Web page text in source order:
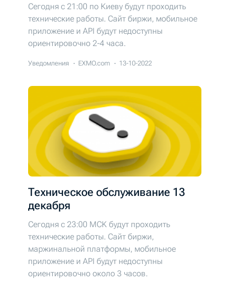
Сегодня c 21:00 по Киеву будут проходить
технические работы. Cайт биржи, мобильное
приложение и API будут недоступны
ориентировочно 2-4 часа.
Уведомления EXMO.com 13-10-2022
Техническое обслуживание 13
декабря
Сегодня c 23:00 MCK будут проходить
технические работы. Cайт биржи,
маржинальной платформы, мобильное
приложение и API будут недоступны
ориентировочно около 3 часов.